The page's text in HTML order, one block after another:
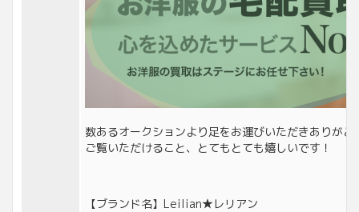
数あるオークションより足をお運びいただきありがと
ご覧いただけること、とてもとても嬉しいです！
【ブランド名】Leilian★レリアン